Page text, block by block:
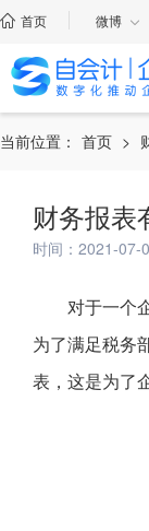
首页 微博
当前位置： 首页 >
财务报表
时间：2021-07-
对于一个
为了满足税务
表，这是为了